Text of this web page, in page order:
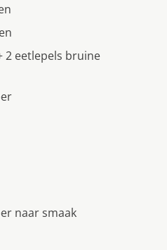
2 eetlepels bruine
naar smaak